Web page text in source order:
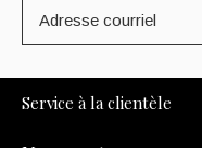
Service à la clientèle